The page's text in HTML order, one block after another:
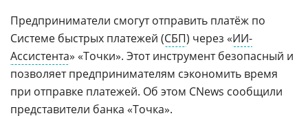
Предприниматели смогут отправить платёж по
Системе быстрых платежей (СБП) через «ИИ-
Ассистента» «Точки». Этот инструмент безопасный и
позволяет предпринимателям сэкономить время
при отправке платежей. Об этом CNews сообщили
представители банка «Точка».